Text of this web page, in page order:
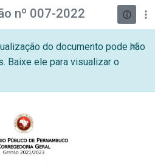
nº 007-2022
do documento pode não
Baixe ele para visualizar o